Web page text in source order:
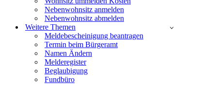
Nebenwohnsitz anmelden
Nebenwohnsitz abmelden
Weitere Themen
Meldebescheinigung beantragen
Termin beim Bürgeramt
Namen Ändern
Melderegister
Beglaubigung
Fundbüro